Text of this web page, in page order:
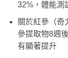
32%，體能測
關於紅參（奇
參提取物8週
有顯著提升